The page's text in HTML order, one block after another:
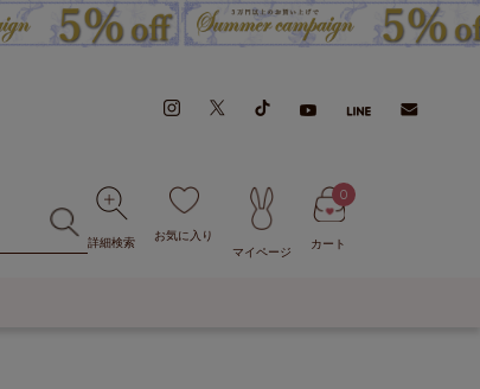
詳細検索
お気に入り
マイページ
カート
0